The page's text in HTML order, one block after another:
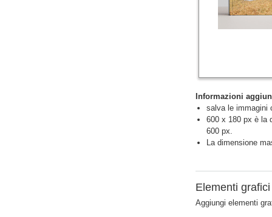
Informazioni
salva le immagini
600 x 180 px è la
600 px.
La dimensione
Elementi
Aggiungi elementi